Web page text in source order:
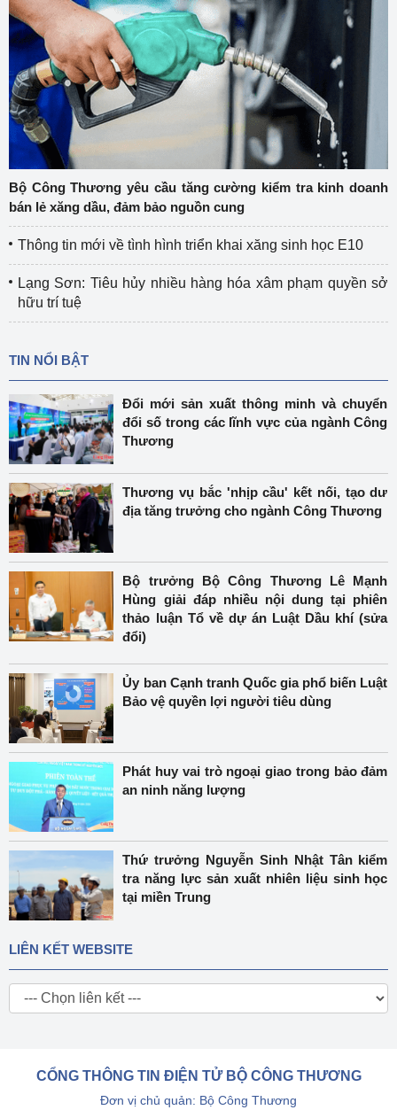
Bộ Công Thương yêu cầu tăng cường kiểm tra kinh doanh
bán lẻ xăng dầu, đảm bảo nguồn cung
Thông tin mới về tình hình triển khai xăng sinh học E10
Lạng Sơn: Tiêu hủy nhiều hàng hóa xâm phạm quyền sở
hữu trí tuệ
TIN NỔI BẬT
Đổi mới sản xuất thông minh và chuyển
đổi số trong các lĩnh vực của ngành Công
Thương
Thương vụ bắc 'nhịp cầu' kết nối, tạo dư
địa tăng trưởng cho ngành Công Thương
Bộ trưởng Bộ Công Thương Lê Mạnh
Hùng giải đáp nhiều nội dung tại phiên
thảo luận Tổ về dự án Luật Dầu khí (sửa
đổi)
Ủy ban Cạnh tranh Quốc gia phổ biến Luật
Bảo vệ quyền lợi người tiêu dùng
Phát huy vai trò ngoại giao trong bảo đảm
an ninh năng lượng
Thứ trưởng Nguyễn Sinh Nhật Tân kiểm
tra năng lực sản xuất nhiên liệu sinh học
tại miền Trung
LIÊN KẾT WEBSITE
CỔNG THÔNG TIN ĐIỆN TỬ BỘ CÔNG THƯƠNG
Đơn vị chủ quản: Bộ Công Thương